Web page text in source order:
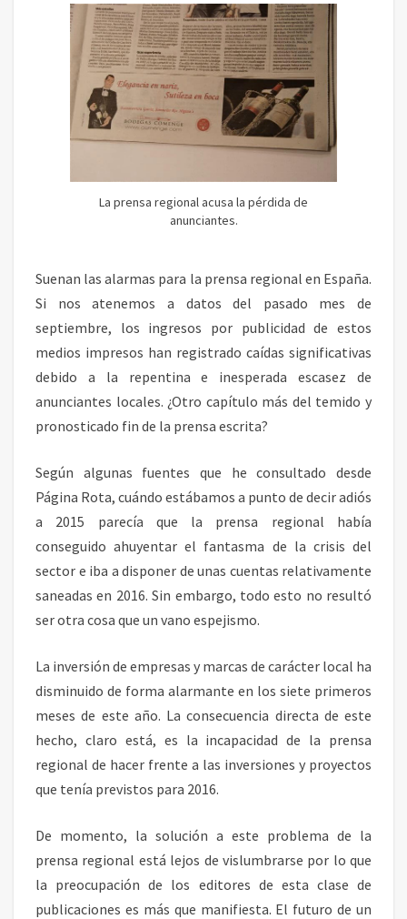
E
G
I
O
N
L
Y
C
R
I
S
D
E
A
U
N
I
A
E
S
R
I
La prensa regional acusa la pérdida de
anunciantes.
Suenan las alarmas para la prensa regional en España.
Si nos atenemos a datos del pasado mes de
septiembre, los ingresos por publicidad de estos
medios impresos han registrado caídas significativas
debido a la repentina e inesperada escasez de
anunciantes locales. ¿Otro capítulo más del temido y
pronosticado fin de la prensa escrita?
Según algunas fuentes que he consultado desde
Página Rota, cuándo estábamos a punto de decir adiós
a 2015 parecía que la prensa regional había
conseguido ahuyentar el fantasma de la crisis del
sector e iba a disponer de unas cuentas relativamente
saneadas en 2016. Sin embargo, todo esto no resultó
ser otra cosa que un vano espejismo.
La inversión de empresas y marcas de carácter local ha
disminuido de forma alarmante en los siete primeros
meses de este año. La consecuencia directa de este
hecho, claro está, es la incapacidad de la prensa
regional de hacer frente a las inversiones y proyectos
que tenía previstos para 2016.
De momento, la solución a este problema de la
prensa regional está lejos de vislumbrarse por lo que
la preocupación de los editores de esta clase de
publicaciones es más que manifiesta. El futuro de un